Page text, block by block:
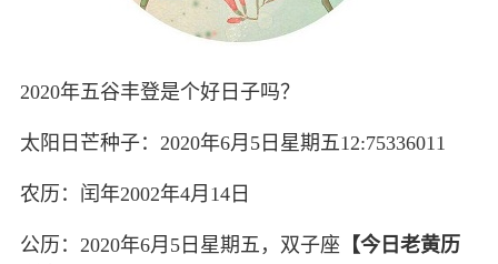
2020年五谷丰登是个好日子吗？
太阳日芒种子：2020年6月5日星期五12:75336011
农历：闰年2002年4月14日
公历：2020年6月5日星期五，双子座 【今日老黄历